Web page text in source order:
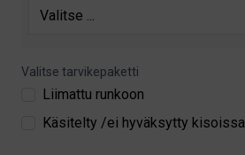
Valitse tarvikepaketti
Liimattu runkoon
Käsitelty /ei hyväksytty kisoissa